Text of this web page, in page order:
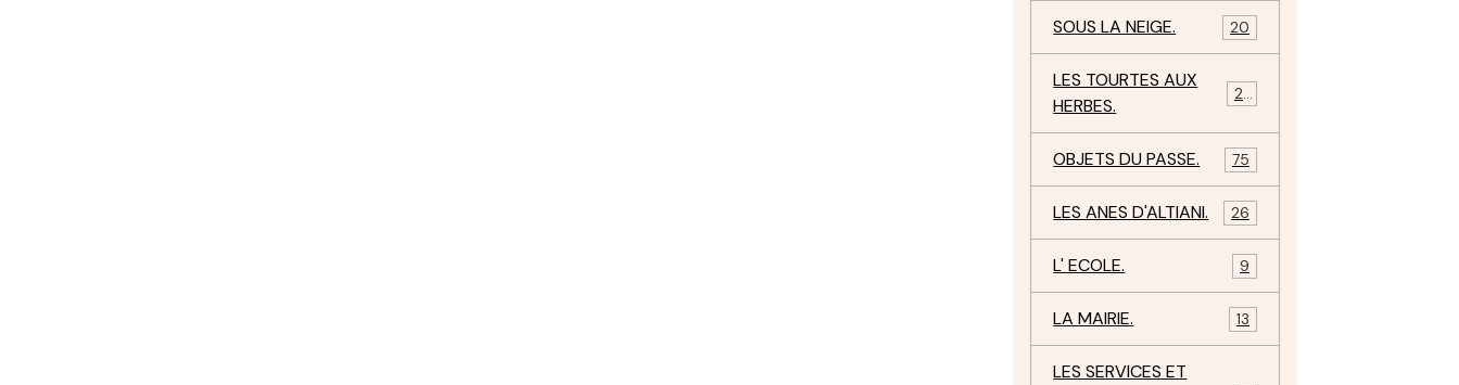
SOUS LA NEIGE. 20
LES TOURTES AUX
HERBES.
29
OBJETS DU PASSE. 75
LES ANES D'ALTIANI. 26
L' ECOLE. 9
LA MAIRIE. 13
LES SERVICES ET